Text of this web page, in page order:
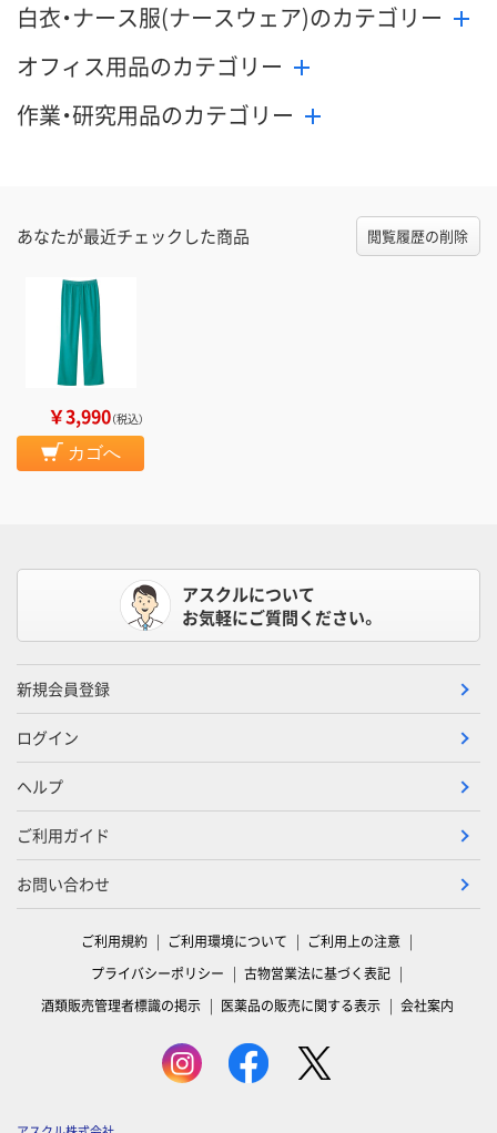
カゴへ カゴへ カ
白衣・ナース服(ナースウェア)のカテゴリー
オフィス用品のカテゴリー
作業・研究用品のカテゴリー
あなたが最近チェックした商品 閲覧履歴の削除
￥3,990（税込）
カゴへ
アスクルについて
お気軽にご質問ください。
新規会員登録
ログイン
ヘルプ
ご利用ガイド
お問い合わせ
ご利用規約 ご利用環境について
ご利用上の注意
プライバシーポリシー
古物営業法に基づく表記
酒類販売管理者標識の掲示
医薬品の販売に関する表示 会社案内